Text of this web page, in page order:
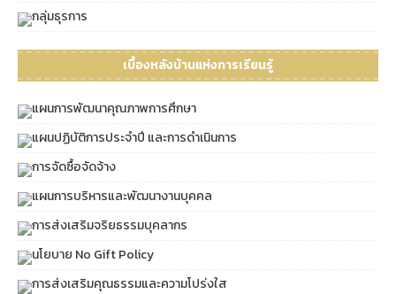
กลุ่มธุรการ
เบื้องหลังบ้านแห่งการเรียนรู้
แผนการพัฒนาคุณภาพการศึกษา
แผนปฏิบัติการประจำปี และการดำเนินการ
การจัดซื้อจัดจ้าง
แผนการบริหารและพัฒนางานบุคคล
การส่งเสริมจริยธรรมบุคลากร
นโยบาย No Gift Policy
การส่งเสริมคุณธรรมและความโปร่งใส